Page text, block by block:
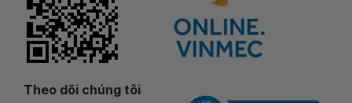
Theo dõi chúng tôi